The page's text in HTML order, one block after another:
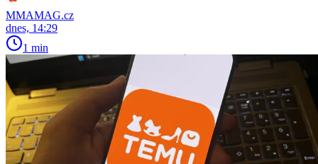
MMAMAG.cz
dnes, 14:29
1 min